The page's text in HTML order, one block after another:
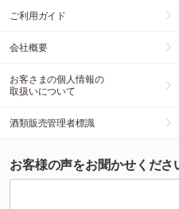
ご利用ガイド
会社概要
お客さまの個人情報の
取扱いについて
酒類販売管理者標識
お客様の声をお聞かせくださ